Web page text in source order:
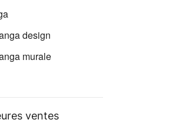
design
murale
ventes